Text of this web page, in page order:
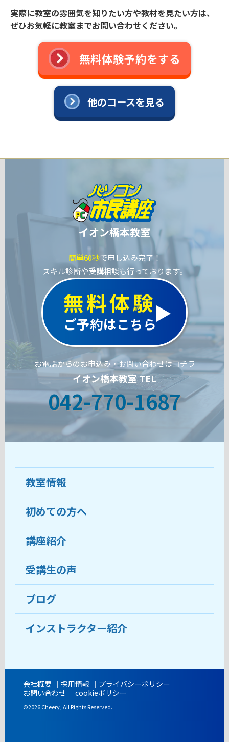
実際に教室の雰囲気を知りたい方や教材を見たい方は、
ぜひお気軽に教室までお問い合わせください。
無料体験予約をする
他のコースを見る
イオン橋本教室
簡単60秒で申し込み完了！
スキル診断や受講相談も行っております。
無料体験
ご予約はこちら
お電話からのお申込み・お問い合わせはコチラ
イオン橋本教室 TEL
042-770-1687
教室情報
教室について
受講生の声
おすすめ・人気の講座
目的から講座を探す
教室ブログ
開講時間
初めての方へ
ココがおすすめ
料金
受講までの流れ
よくあるご質問
講座紹介
受講生の声
ブログ
インストラクター紹介
会社概要 採用情報
プライバシーポリシー
お問い合わせ
cookieポリシー
©2026 Cheery, All Rights Reserved.